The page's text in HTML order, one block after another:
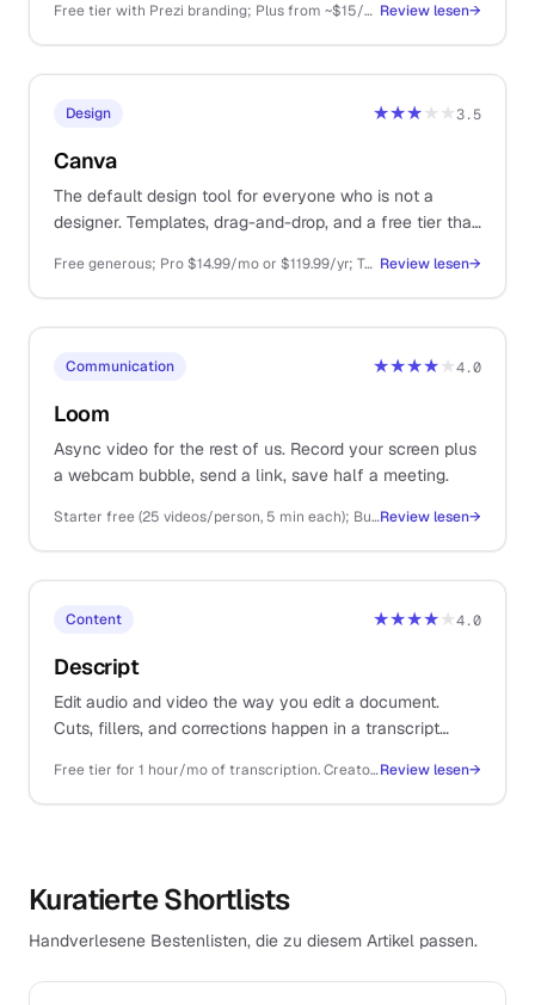
Free tier with Prezi branding; Plus from ~$15/mo (annual), Premium ~$25/mo, Business higher Review lesen→
Design ★★★★★3.5
Canva
The default design tool for everyone who is not a
designer. Templates, drag-and-drop, and a free tier that
Free generous; Pro $14.99/mo or $119.99/yr; Teams from $29.99/mo Review lesen→
Communication ★★★★★4.0
Loom
Async video for the rest of us. Record your screen plus
a webcam bubble, send a link, save half a meeting.
Starter free (25 videos/person, 5 min each); Business $15/user/moReview lesen→
Content ★★★★★4.0
Descript
Edit audio and video the way you edit a document.
Cuts, fillers, and corrections happen in a transcript
editing into an hour.
Free tier for 1 hour/mo of transcription. Creator $19/mo, Pro $35/mo billed annuallyReview lesen→
Kuratierte Shortlists
Handverlesene Bestenlisten, die zu diesem Artikel passen.